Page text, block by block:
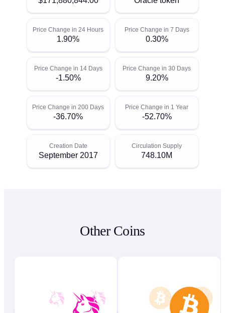
Price Change in 24 Hours
1.90%
Price Change in 7 Days
0.30%
Price Change in 14 Days
-1.50%
Price Change in 30 Days
9.20%
Price Change in 200 Days
-36.70%
Price Change in 1 Year
-52.70%
Creation Date
September 2017
Circulation Supply
748.10M
Other Coins